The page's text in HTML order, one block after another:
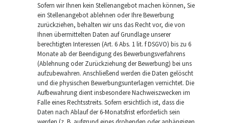
Sofern wir Ihnen kein Stellenangebot machen können, Sie
ein Stellenangebot ablehnen oder Ihre Bewerbung
zurückziehen, behalten wir uns das Recht vor, die von
Ihnen übermittelten Daten auf Grundlage unserer
berechtigten Interessen (Art. 6 Abs. 1 lit. f DSGVO) bis zu 6
Monate ab der Beendigung des Bewerbungsverfahrens
(Ablehnung oder Zurückziehung der Bewerbung) bei uns
aufzubewahren. Anschließend werden die Daten gelöscht
und die physischen Bewerbungsunterlagen vernichtet. Die
Aufbewahrung dient insbesondere Nachweiszwecken im
Falle eines Rechtsstreits. Sofern ersichtlich ist, dass die
Daten nach Ablauf der 6-Monatsfrist erforderlich sein